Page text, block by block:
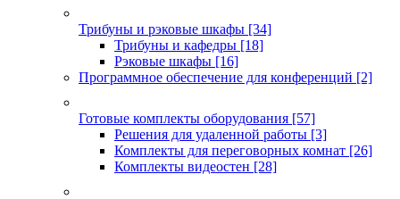
Трибуны и рэковые шкафы [34]
Трибуны и кафедры [18]
Рэковые шкафы [16]
Программное обеспечение для конференций [2]
Готовые комплекты оборудования [57]
Решения для удаленной работы [3]
Комплекты для переговорных комнат [26]
Комплекты видеостен [28]